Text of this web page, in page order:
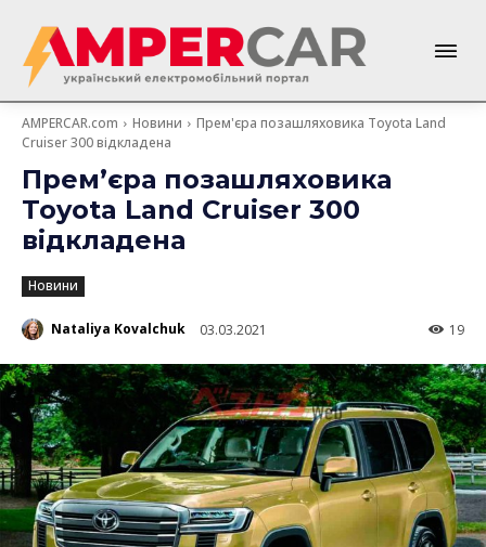
AMPERCAR.com Новини
Прем'єра позашляховика Toyota Land
Cruiser 300 відкладена
Прем’єра позашляховика
Toyota Land Cruiser 300
відкладена
Новини
Nataliya Kovalchuk 03.03.2021 19